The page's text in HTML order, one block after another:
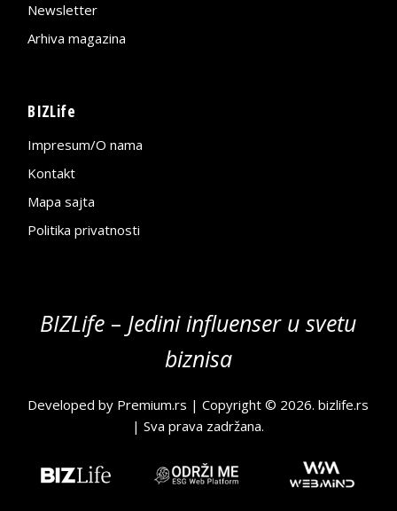
Newsletter
Arhiva magazina
BIZLife
Impresum/O nama
Kontakt
Mapa sajta
Politika privatnosti
BIZLife – Jedini influenser u svetu
biznisa
Developed by Premium.rs | Copyright © 2026.bizlife.rs
| Sva prava zadržana.